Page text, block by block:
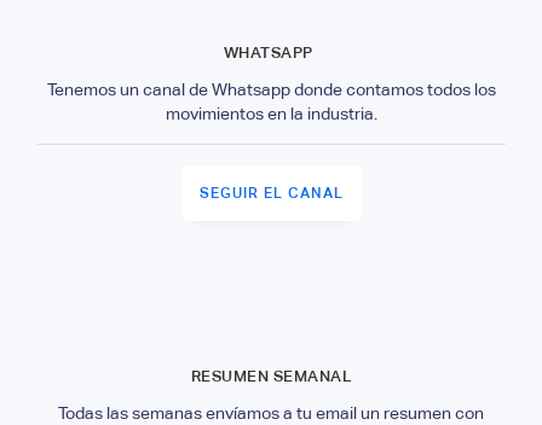
WHATSAPP
Tenemos un canal de Whatsapp donde contamos todos los
movimientos en la industria.
SEGUIR EL CANAL
RESUMEN SEMANAL
Todas las semanas envíamos a tu email un resumen con